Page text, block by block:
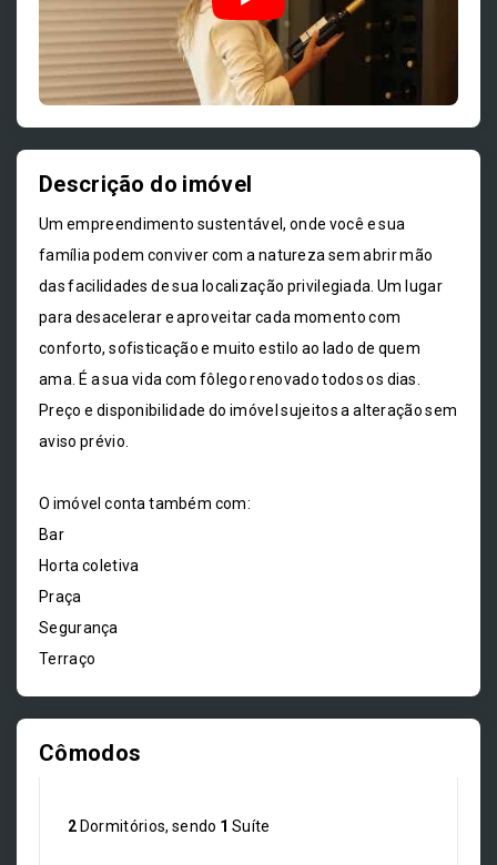
Descrição do imóvel
Um empreendimento sustentável, onde você e sua
família podem conviver com a natureza sem abrir mão
das facilidades de sua localização privilegiada. Um lugar
para desacelerar e aproveitar cada momento com
conforto, sofisticação e muito estilo ao lado de quem
ama. É a sua vida com fôlego renovado todos os dias.
Preço e disponibilidade do imóvel sujeitos a alteração sem
aviso prévio.
O imóvel conta também com:
Bar
Horta coletiva
Praça
Segurança
Terraço
Cômodos
2 Dormitórios, sendo 1 Suíte